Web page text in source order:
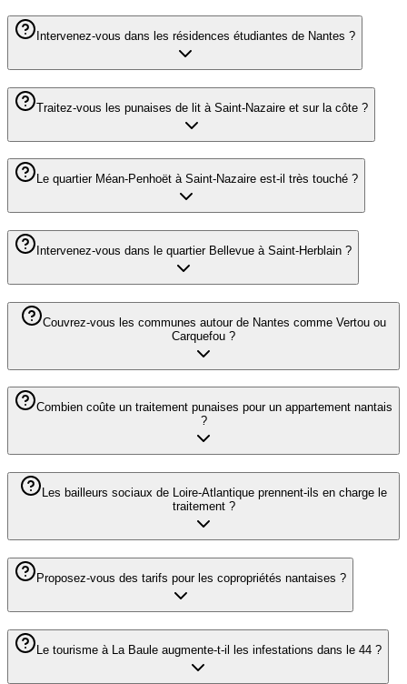
Intervenez-vous dans les résidences étudiantes de Nantes ?
Traitez-vous les punaises de lit à Saint-Nazaire et sur la côte ?
Le quartier Méan-Penhoët à Saint-Nazaire est-il très touché ?
Intervenez-vous dans le quartier Bellevue à Saint-Herblain ?
Couvrez-vous les communes autour de Nantes comme Vertou ou
Carquefou ?
Combien coûte un traitement punaises pour un appartement nantais
?
Les bailleurs sociaux de Loire-Atlantique prennent-ils en charge le
traitement ?
Proposez-vous des tarifs pour les copropriétés nantaises ?
Le tourisme à La Baule augmente-t-il les infestations dans le 44 ?